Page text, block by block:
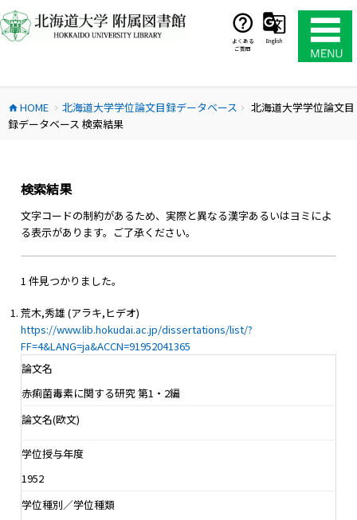
ン
テ
ス
キ
よくある
ご質問
English
home HOME chevron_right 北海道大学学位論文目録データベース chevron_right
北海道大学学位論文目
録データベース 検索結果
検索結果
文字コードの制約があるため、実際と異なる漢字あるいはヨミによ
る表示があります。ご了承ください。
1 件見つかりました。
荒木,秀雄 (アラキ,ヒデオ)
https://www.lib.hokudai.ac.jp/dissertations/list/?
FF=4&LANG=ja&ACCN=91952041365
論文名
赤痢菌毒素に関する研究 第1・2編
論文名(欧文)
学位授与年度
1952
学位種別／学位種類